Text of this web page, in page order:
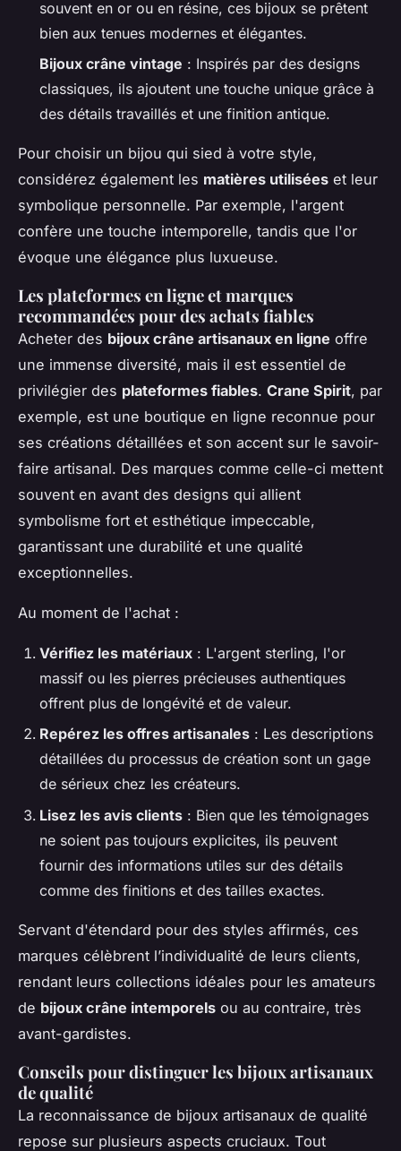
souvent en or ou en résine, ces bijoux se prêtent
bien aux tenues modernes et élégantes.
Bijoux crâne vintage : Inspirés par des designs
classiques, ils ajoutent une touche unique grâce à
des détails travaillés et une finition antique.
Pour choisir un bijou qui sied à votre style,
considérez également les matières utilisées et leur
symbolique personnelle. Par exemple, l'argent
confère une touche intemporelle, tandis que l'or
évoque une élégance plus luxueuse.
Les plateformes en ligne et marques
recommandées pour des achats fiables
Acheter des bijoux crâne artisanaux en ligne offre
une immense diversité, mais il est essentiel de
privilégier des plateformes fiables. Crane Spirit, par
exemple, est une boutique en ligne reconnue pour
ses créations détaillées et son accent sur le savoir-
faire artisanal. Des marques comme celle-ci mettent
souvent en avant des designs qui allient
symbolisme fort et esthétique impeccable,
garantissant une durabilité et une qualité
exceptionnelles.
Au moment de l'achat :
Vérifiez les matériaux : L'argent sterling, l'or
massif ou les pierres précieuses authentiques
offrent plus de longévité et de valeur.
Repérez les offres artisanales : Les descriptions
détaillées du processus de création sont un gage
de sérieux chez les créateurs.
Lisez les avis clients : Bien que les témoignages
ne soient pas toujours explicites, ils peuvent
fournir des informations utiles sur des détails
comme des finitions et des tailles exactes.
Servant d'étendard pour des styles affirmés, ces
marques célèbrent l’individualité de leurs clients,
rendant leurs collections idéales pour les amateurs
de bijoux crâne intemporels ou au contraire, très
avant-gardistes.
Conseils pour distinguer les bijoux artisanaux
de qualité
La reconnaissance de bijoux artisanaux de qualité
repose sur plusieurs aspects cruciaux. Tout